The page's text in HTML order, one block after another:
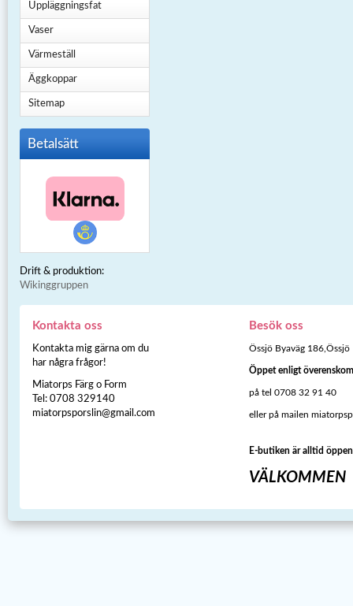
Uppläggningsfat
Vaser
Värmeställ
Äggkoppar
Sitemap
Betalsätt
Drift & produktion:
Wikinggruppen
Kontakta oss
Kontakta mig gärna om du
har några frågor!
Miatorps Färg o Form
Tel: 0708 329140
miatorpsporslin@gmail.com
Besök oss
Össjö Byaväg 186,Össjö
Öppet enligt
på tel 0708 32 91 40
eller på mailen
E-butiken är alltid öppen
VÄLKOMMEN